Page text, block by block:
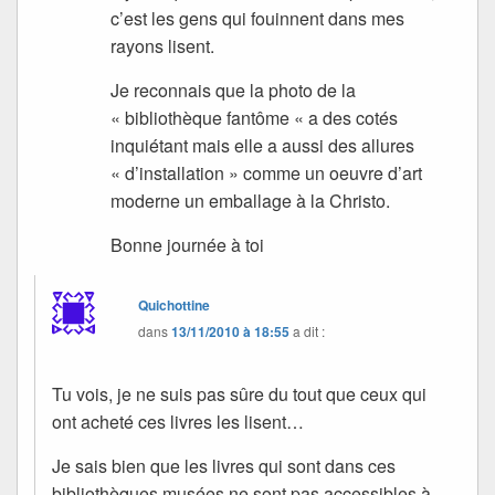
c’est les gens qui fouinnent dans mes
rayons lisent.
Je reconnais que la photo de la
« bibliothèque fantôme « a des cotés
inquiétant mais elle a aussi des allures
« d’installation » comme un oeuvre d’art
moderne un emballage à la Christo.
Bonne journée à toi
Quichottine
dans13/11/2010 à 18:55a dit :
Tu vois, je ne suis pas sûre du tout que ceux qui
ont acheté ces livres les lisent…
Je sais bien que les livres qui sont dans ces